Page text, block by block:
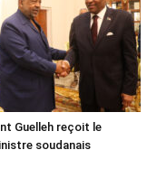
Guelleh reçoit le
soudanais